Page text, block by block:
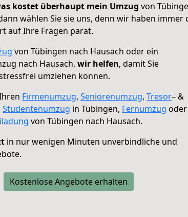
kostet überhaupt mein Umzug von
wählen Sie sie uns, denn wir haben immer
auf Ihre Fragen parat.
von Tübingen nach Hausach oder ein
nach Hausach, wir helfen, damit Sie
umziehen können.
Firmenumzug, Seniorenumzug, Tresor– &
Studentenumzug in Tübingen, Fernumzug oder
von Tübingen nach Hausach.
in nur wenigen Minuten unverbindliche und
Kostenlose Angebote erhalten